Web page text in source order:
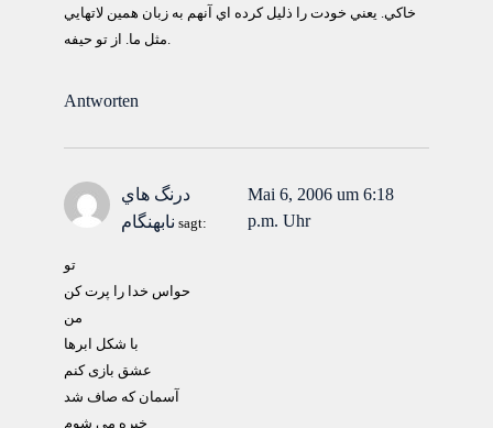
خاكي. يعني خودت را ذليل كرده اي آنهم به زبان همين لاتهايي
Antworten
درنگ هاي
نابهنگام sagt:
Mai 6, 2006 um 6:18
p.m. Uhr
تو
حواس خدا را پرت کن
من
با شکل ابرها
عشق بازی کنم
آسمان که صاف شد
خيره می شوم